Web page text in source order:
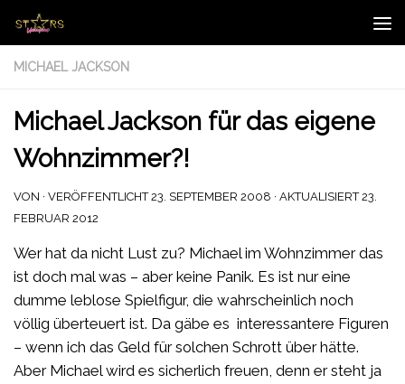
Zum Inhalt springen
MICHAEL JACKSON
Michael Jackson für das eigene
Wohnzimmer?!
VON · VERÖFFENTLICHT23. SEPTEMBER 2008 · AKTUALISIERT23.
FEBRUAR 2012
Wer hat da nicht Lust zu? Michael im Wohnzimmer das
ist doch mal was – aber keine Panik. Es ist nur eine
dumme leblose Spielfigur, die wahrscheinlich noch
völlig überteuert ist. Da gäbe es interessantere Figuren
– wenn ich das Geld für solchen Schrott über hätte.
Aber Michael wird es sicherlich freuen, denn er steht ja